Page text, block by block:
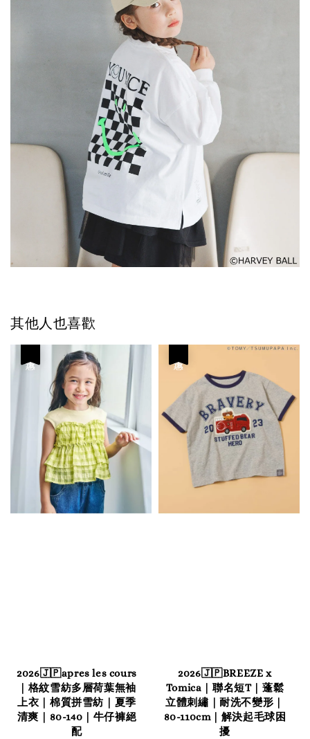
其他人也喜歡
2026🇯🇵apres les cours
｜格紋雪紡多層荷葉無袖
上衣｜棉質拼雪紡｜夏季
清爽｜80-140｜牛仔褲絕
配
2026🇯🇵BREEZE x
Tomica｜聯名短T｜蓬鬆
立體刺繡｜耐洗不變形｜
80-110cm｜解決起毛球困
擾